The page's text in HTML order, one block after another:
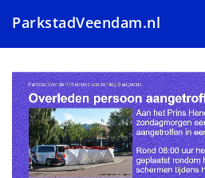
en
naar
de
inhoud
gaan
ParkstadVeendam.nl